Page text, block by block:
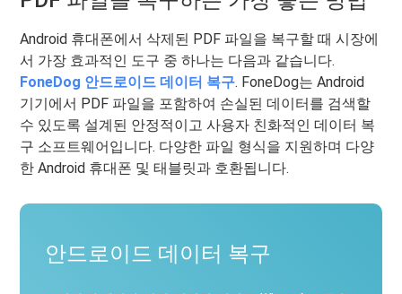
Android 휴대폰에서 삭제된 PDF 파일을 복구할 때 시장에
서 가장 효과적인 도구 중 하나는 다음과 같습니다.
FoneDog 안드로이드 데이터 복구. FoneDog는 Android
기기에서 PDF 파일을 포함하여 손실된 데이터를 검색할
수 있도록 설계된 안정적이고 사용자 친화적인 데이터 복
구 소프트웨어입니다. 다양한 파일 형식을 지원하며 다양
한 Android 휴대폰 및 태블릿과 호환됩니다.
안드로이드 데이터 복구